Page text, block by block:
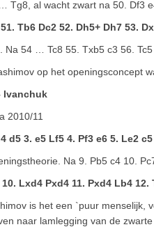
Tg8, al wacht zwart na 50. Df3
Tb6 Dc2 52. Dh5+ Dh7 53.
Na 54 … Tc8 55. Txb5 c3 56.
op het openingsconcept
Ivanchuk
2010/11
d5 3. e5 Lf5 4. Pf3 e6 5. Le2
Na 9. Pb5 c4 10.
Lxd4 Pxd4 11. Pxd4 Lb4
is het een `puur menselijk,
naar lamlegging van de